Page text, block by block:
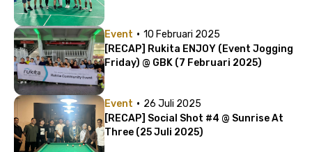
Event · 10 Februari 2025
[RECAP] Rukita ENJOY (Event Jogging
Friday) @ GBK (7 Februari 2025)
Event · 26 Juli 2025
[RECAP] Social Shot #4 @ Sunrise At
Three (25 Juli 2025)